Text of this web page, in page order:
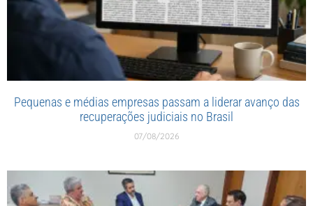
Pequenas e médias empresas passam a liderar avanço das
recuperações judiciais no Brasil
07/08/2026